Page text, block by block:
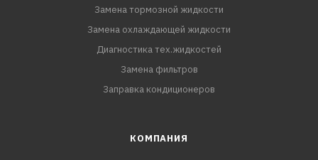
Замена тормозной жидкости
Замена охлаждающей жидкости
Диагностика тех.жидкостей
Замена фильтров
Заправка кондиционеров
КОМПАНИЯ